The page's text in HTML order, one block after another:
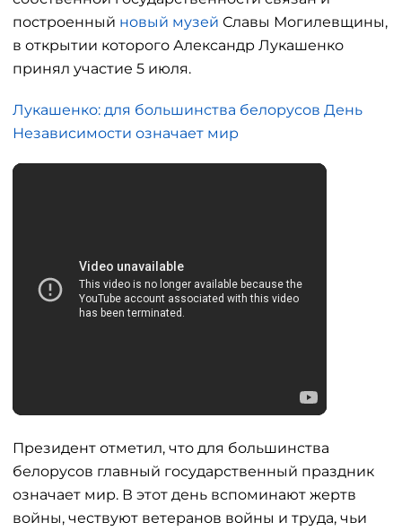
построенный новый музей Славы Могилевщины,
в открытии которого Александр Лукашенко
принял участие 5 июля.
Лукашенко: для большинства белорусов День
Независимости означает мир
Президент отметил, что для большинства
белорусов главный государственный праздник
означает мир. В этот день вспоминают жертв
войны, чествуют ветеранов войны и труда, чьи